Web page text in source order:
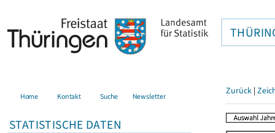
Home Kontakt Suche Newsletter
STATISTISCHE DATEN
Zurück |